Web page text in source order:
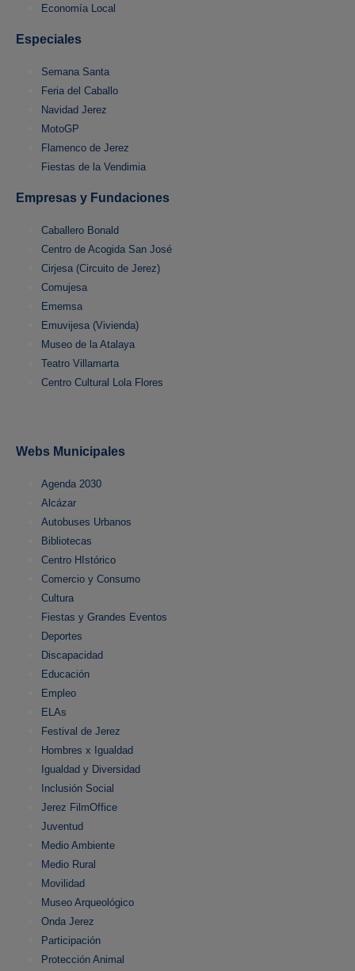
Economía Local
Especiales
Semana Santa
Feria del Caballo
Navidad Jerez
MotoGP
Flamenco de Jerez
Fiestas de la Vendimia
Empresas y Fundaciones
Caballero Bonald
Centro de Acogida San José
Cirjesa (Circuito de Jerez)
Comujesa
Ememsa
Emuvijesa (Vivienda)
Museo de la Atalaya
Teatro Villamarta
Centro Cultural Lola Flores
Webs Municipales
Agenda 2030
Alcázar
Autobuses Urbanos
Bibliotecas
Centro HIstórico
Comercio y Consumo
Cultura
Fiestas y Grandes Eventos
Deportes
Discapacidad
Educación
Empleo
ELAs
Festival de Jerez
Hombres x Igualdad
Igualdad y Diversidad
Inclusión Social
Jerez FilmOffice
Juventud
Medio Ambiente
Medio Rural
Movilidad
Museo Arqueológico
Onda Jerez
Participación
Protección Animal